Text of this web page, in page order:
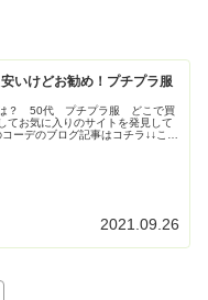
いけどお勧め！プチプラ服
は？ 50代 プチプラ服 どこで買
てお気に入りのサイトを発見して
ーデのブログ記事はコチラ↓↓この
2021.09.26